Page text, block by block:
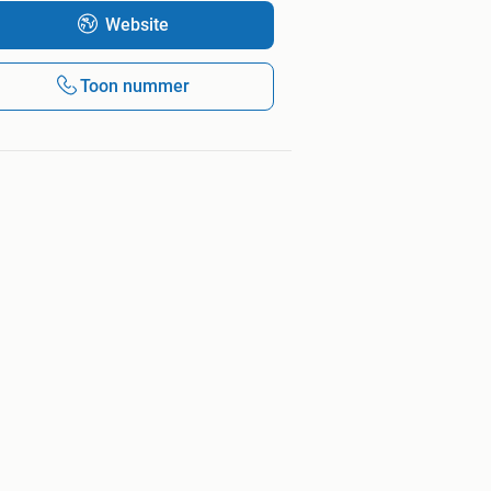
Website
Toon nummer